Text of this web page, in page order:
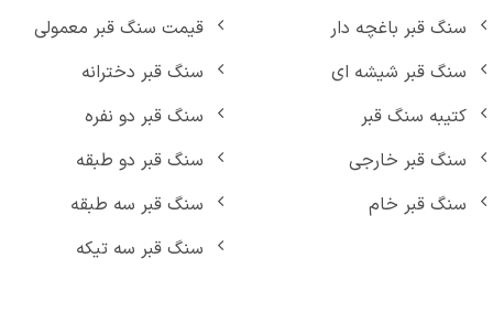
سنگ قبر باغچه دار
سنگ قبر شیشه ای
کتیبه سنگ قبر
سنگ قبر خارجی
سنگ قبر خام
قیمت سنگ قبر معمولی
سنگ قبر دخترانه
سنگ قبر دو نفره
سنگ قبر دو طبقه
سنگ قبر سه طبقه
سنگ قبر سه تیکه